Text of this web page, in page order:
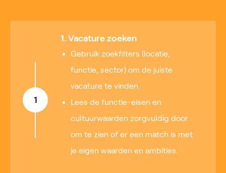
1
1. Vacature zoeken
Gebruik zoekfilters (locatie,
functie, sector) om de juiste
vacature te vinden.
Lees de functie-eisen en
cultuurwaarden zorgvuldig door
om te zien of er een match is met
je eigen waarden en ambities.